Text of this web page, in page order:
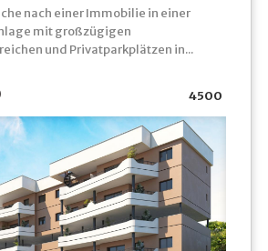
nach einer Immobilie in einer
mit großzügigen
und Privatparkplätzen in...
4500